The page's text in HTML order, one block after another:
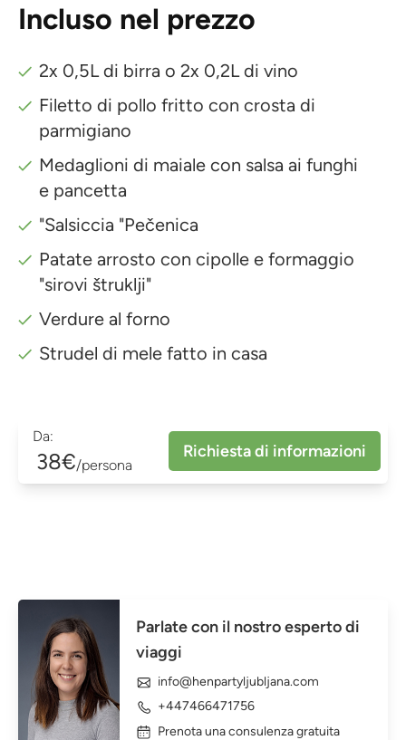
Incluso nel prezzo
2x 0,5L di birra o 2x 0,2L di vino
Filetto di pollo fritto con crosta di
parmigiano
Medaglioni di maiale con salsa ai funghi
e pancetta
"Salsiccia "Pečenica
Patate arrosto con cipolle e formaggio
"sirovi štruklji"
Verdure al forno
Strudel di mele fatto in casa
Da:
38€/persona
Richiesta di informazioni
Parlate con il nostro esperto di
viaggi
info@henpartyljubljana.com
+447466471756
Prenota una consulenza gratuita